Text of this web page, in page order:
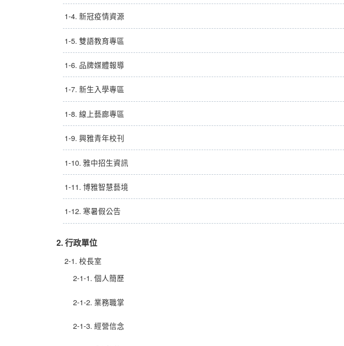
1-4. 新冠疫情資源
1-5. 雙語教育專區
1-6. 品牌媒體報導
1-7. 新生入學專區
1-8. 線上藝廊專區
1-9. 興雅青年校刊
1-10. 雅中招生資訊
1-11. 博雅智慧藝境
1-12. 寒暑假公告
2. 行政單位
2-1. 校長室
2-1-1. 個人簡歷
2-1-2. 業務職掌
2-1-3. 經營信念